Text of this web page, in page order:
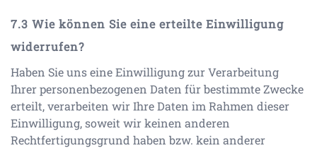
Wie können Sie eine erteilte Einwilligung
widerrufen?
Haben Sie uns eine Einwilligung zur Verarbeitung
Ihrer personenbezogenen Daten für bestimmte Zwecke
erteilt, verarbeiten wir Ihre Daten im Rahmen dieser
Einwilligung, soweit wir keinen anderen
Rechtfertigungsgrund haben bzw. kein anderer